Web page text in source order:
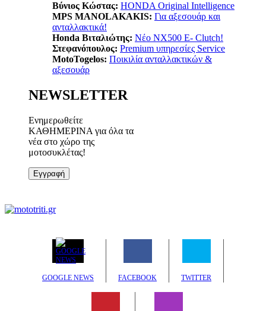
Βύνιος Κώστας: ΗΟΝDA Original Intelligence
MPS MANOLAKAKIS: Για αξεσουάρ και
ανταλλακτικά!
Honda Βιταλιώτης: Nέο ΝΧ500 Ε- Clutch!
Στεφανόπουλος: Premium υπηρεσίες Service
MotoTogelos: Ποικιλία ανταλλακτικών &
αξεσουάρ
NEWSLETTER
Ενημερωθείτε
ΚΑΘΗΜΕΡΙΝΑ για όλα τα
νέα στο χώρο της
μοτοσυκλέτας!
Εγγραφή
GOOGLE NEWS FACEBOOK TWITTER